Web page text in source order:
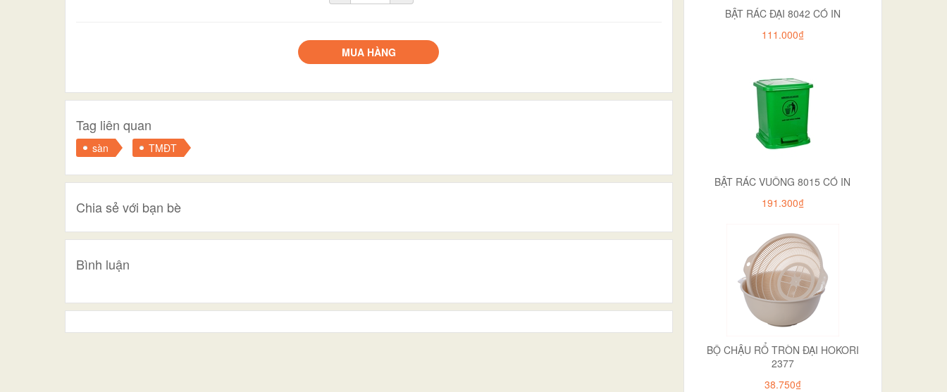
MUA HÀNG
Tag liên quan
sàn TMĐT
Chia sẻ với bạn bè
Bình luận
BẬT RÁC ĐẠI 8042 CÓ IN
111.000₫
BẬT RÁC VUÔNG 8015 CÓ IN
191.300₫
BỘ CHẬU RỔ TRÒN ĐẠI HOKORI
2377
38.750₫